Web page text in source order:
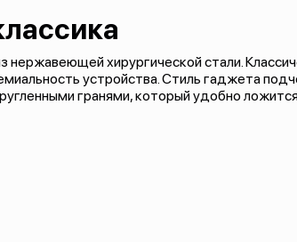
нержавеющей хирургической стали.
устройства. Стиль гаджета
гранями, который удобно